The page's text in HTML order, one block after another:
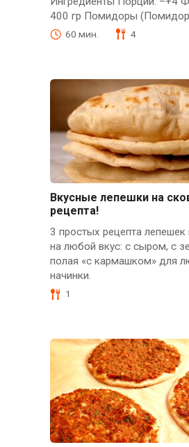
400 гр Помидоры
60 мин. 4
Вкусные лепешки на
рецепта!
3 простых рецепта лепешек
на любой вкус: с сыром, с
полая «с кармашком» для
начинки.
1